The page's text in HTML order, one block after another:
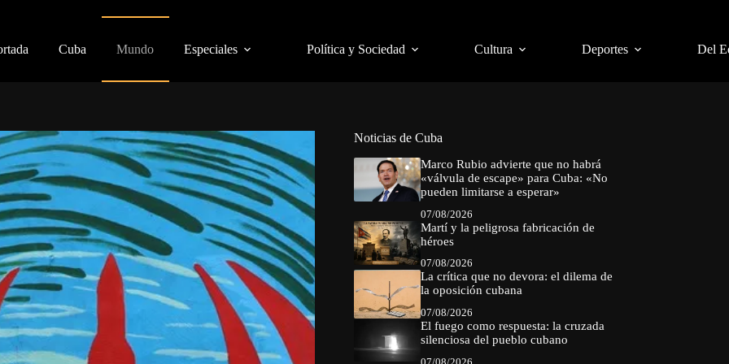
Cuba Mundo Especiales Política y Sociedad Cultura Deportes Del
Noticias de Cuba
Marco Rubio advierte que no habrá
«válvula de escape» para Cuba: «No
pueden limitarse a esperar»
07/08/2026
Martí y la peligrosa fabricación de
héroes
07/08/2026
La crítica que no devora: el dilema de
la oposición cubana
07/08/2026
El fuego como respuesta: la cruzada
silenciosa del pueblo cubano